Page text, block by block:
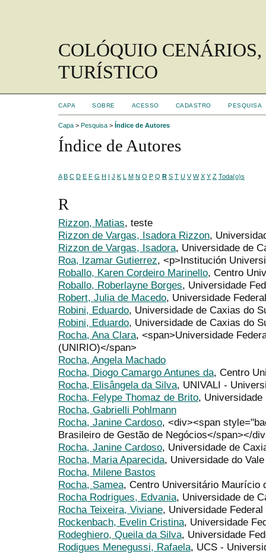
COLÓQUIO
TURÍSTICO
CAPA SOBRE ACESSO CADASTRO PESQUISA
Capa > Pesquisa > Índice de Autores
Índice de Autores
A B C D E F G H I J K L M N O P Q R S T U V W X Y Z Toda(o)s
R
Rizzon, Matias, teste
Rizzon de Vargas, Isadora Rizzon,
Rizzon de Vargas, Isadora, Universidade de
Roa, Izamar Gutierrez, <p>Institución
Roballo, Karen Cordeiro Marinello, Centro
Roballo, Roberlayne Borges, Universidade
Robert, Julia de Macedo, Universidade
Robini, Eduardo, Universidade de Caxias do
Robini, Eduardo, Universidade de Caxias do
Rocha, Ana Clara, <span>Universidade
(UNIRIO)</span>
Rocha, Angela Machado
Rocha, Diogo Camargo Antunes da, Centro
Rocha, Elisângela da Silva, UNIVALI -
Rocha, Felype Thomaz de Brito, Universidade
Rocha, Gabrielli Pohlmann
Rocha, Janine Cardoso, <div><span
Brasileiro de Gestão de Negócios</span></
Rocha, Janine Cardoso, Universidade de
Rocha, Maria Aparecida, Universidade do
Rocha, Milene Bastos
Rocha, Samea, Centro Universitário Maurício
Rocha Rodrigues, Edvania, Universidade de
Rocha Teixeira, Viviane, Universidade
Rockenbach, Evelin Cristina, Universidade
Rodeghiero, Queila da Silva, Universidade
Rodigues Menegussi, Rafaela, UCS -